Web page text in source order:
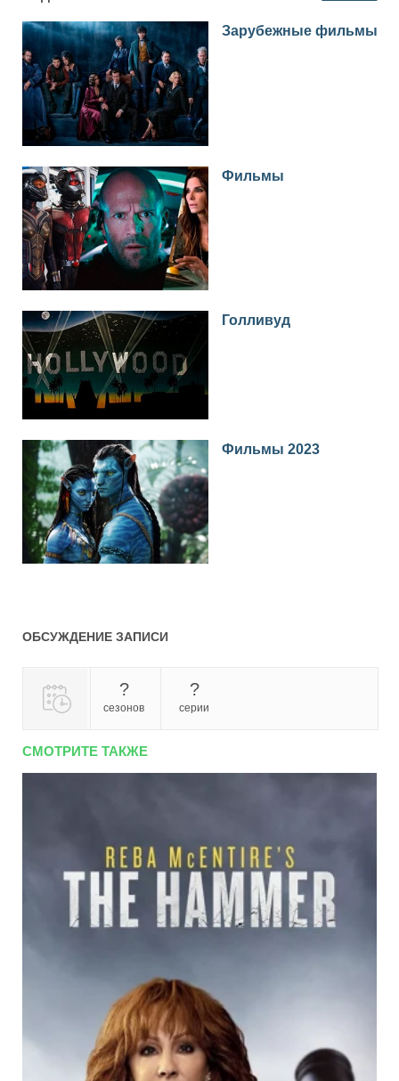
Зарубежные фильмы
Фильмы
Голливуд
Фильмы 2023
ОБСУЖДЕНИЕ ЗАПИСИ
?
сезонов
?
серии
СМОТРИТЕ ТАКЖЕ